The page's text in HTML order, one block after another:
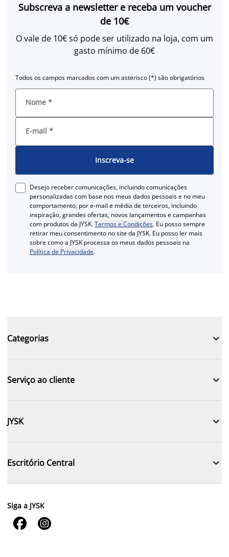
Subscreva a newsletter e receba um voucher
de 10€
O vale de 10€ só pode ser utilizado na loja, com um
gasto mínimo de 60€
Todos os campos marcados com um asterisco (*) são obrigatórios
Nome *
E-mail *
Inscreva-se
Desejo receber comunicações, incluindo comunicações
personalizadas com base nos meus dados pessoais e no meu
comportamento, por e-mail e média de terceiros, incluindo
inspiração, grandes ofertas, novos lançamentos e campanhas
com produtos da JYSK.Termos e Condições. Eu posso sempre
retirar meu consentimento no site da JYSK. Eu posso ler mais
sobre como a JYSK processa os meus dados pessoais na
Política de Privacidade.
Categorias 
Serviço ao cliente 
JYSK 
Escritório Central 
Siga a JYSK
 